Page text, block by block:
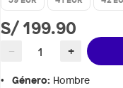
S/ 199.90
− +
Género: Hombre